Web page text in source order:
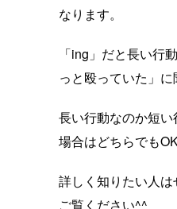
なります。
「ing」だと長い行
っと殴っていた」に
長い行動なのか短
場合はどちらでもOK
詳しく知りたい人
ご覧ください^^